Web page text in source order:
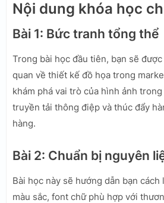
Nội dung khóa học
Bài 1: Bức tranh tổng thể
Trong bài học đầu tiên, bạn sẽ
quan về thiết kế đồ họa trong
khám phá vai trò của hình ảnh
truyền tải thông điệp và thúc đẩy
hàng.
Bài 2: Chuẩn bị nguyên
Bài học này sẽ hướng dẫn bạn cách
màu sắc, font chữ phù hợp với